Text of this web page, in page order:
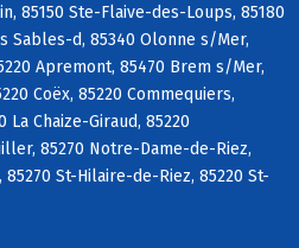
85150 Ste-Flaive-des-Loups, 85180
Sables-d, 85340 Olonne s/Mer,
Apremont, 85470 Brem s/Mer,
Coëx, 85220 Commequiers,
La Chaize-Giraud, 85220
85270 Notre-Dame-de-Riez,
St-Hilaire-de-Riez, 85220 St-